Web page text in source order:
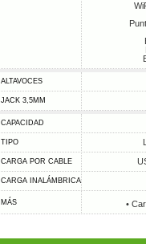
ALTAVOCES
JACK 3,5MM
CAPACIDAD
TIPO
CARGA POR CABLE
CARGA INALÁMBRICA
MÁS •